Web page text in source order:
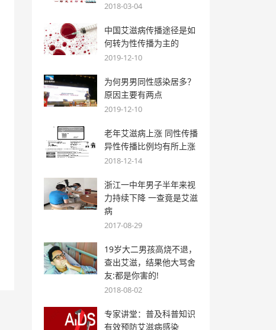
2018-03-04
中国艾滋病传播途径是如
何转为性传播为主的
2019-12-10
为何男男同性感染居多？
原因主要有两点
2019-12-10
老年艾滋病上涨 同性传播
异性传播比例均有所上涨
2018-12-14
浙江一中年男子半年来视
力持续下降 一查竟是艾滋
病
2017-08-29
19岁大二男孩高烧不退，
查出艾滋，结果他大骂舍
友:都是你害的!
2018-08-02
专家讲堂：普及科普知识
有效预防艾滋病感染